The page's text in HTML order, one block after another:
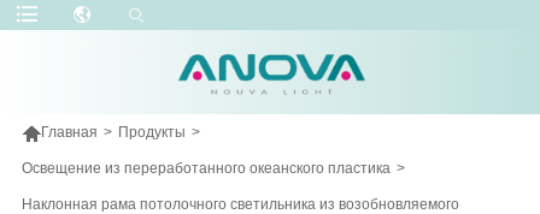
Главная > Продукты >
Освещение из переработанного океанского пластика >
Наклонная рама потолочного светильника из возобновляемого